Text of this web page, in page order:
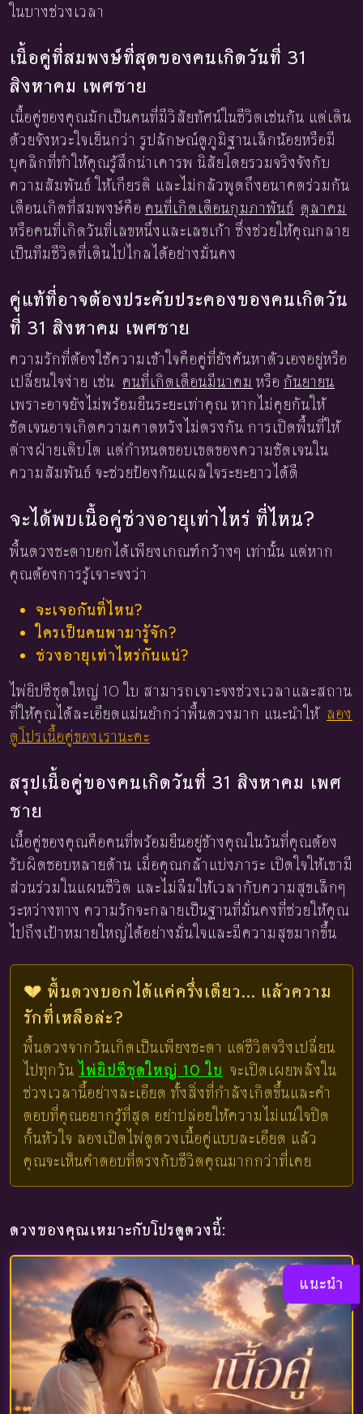
ในบางช่วงเวลา
เนื้อคู่ที่สมพงษ์ที่สุดของคนเกิดวันที่ 31
สิงหาคม เพศชาย
เนื้อคู่ของคุณมักเป็นคนที่มีวิสัยทัศน์ในชีวิตเช่นกัน แต่เดิน
ด้วยจังหวะใจเย็นกว่า รูปลักษณ์ดูภูมิฐานเล็กน้อยหรือมี
บุคลิกที่ทำให้คุณรู้สึกน่าเคารพ นิสัยโดยรวมจริงจังกับ
ความสัมพันธ์ ให้เกียรติ และไม่กลัวพูดถึงอนาคตร่วมกัน
เดือนเกิดที่สมพงษ์คือ คนที่เกิดเดือนกุมภาพันธ์ ตุลาคม
หรือคนที่เกิดวันที่เลขหนึ่งและเลขเก้า ซึ่งช่วยให้คุณกลาย
เป็นทีมชีวิตที่เดินไปไกลได้อย่างมั่นคง
คู่แท้ที่อาจต้องประคับประคองของคนเกิดวัน
ที่ 31 สิงหาคม เพศชาย
ความรักที่ต้องใช้ความเข้าใจคือคู่ที่ยังค้นหาตัวเองอยู่หรือ
เปลี่ยนใจง่าย เช่น คนที่เกิดเดือนมีนาคม หรือ กันยายน
เพราะอาจยังไม่พร้อมยืนระยะเท่าคุณ หากไม่คุยกันให้
ชัดเจนอาจเกิดความคาดหวังไม่ตรงกัน การเปิดพื้นที่ให้
ต่างฝ่ายเติบโต แต่กำหนดขอบเขตของความชัดเจนใน
ความสัมพันธ์ จะช่วยป้องกันแผลใจระยะยาวได้ดี
จะได้พบเนื้อคู่ช่วงอายุเท่าไหร่ ที่ไหน?
พื้นดวงชะตาบอกได้เพียงเกณฑ์กว้างๆ เท่านั้น แต่หาก
คุณต้องการรู้เจาะจงว่า
จะเจอกันที่ไหน?
ใครเป็นคนพามารู้จัก?
ช่วงอายุเท่าไหร่กันแน่?
ไพ่ยิปซีชุดใหญ่ 10 ใบ สามารถเจาะจงช่วงเวลาและสถาน
ที่ให้คุณได้ละเอียดแม่นยำกว่าพื้นดวงมาก แนะนำให้ ลอง
ดูโปรเนื้อคู่ของเรานะคะ
สรุปเนื้อคู่ของคนเกิดวันที่ 31 สิงหาคม เพศ
ชาย
เนื้อคู่ของคุณคือคนที่พร้อมยืนอยู่ข้างคุณในวันที่คุณต้อง
รับผิดชอบหลายด้าน เมื่อคุณกล้าแบ่งภาระ เปิดใจให้เขามี
ส่วนร่วมในแผนชีวิต และไม่ลืมให้เวลากับความสุขเล็กๆ
ระหว่างทาง ความรักจะกลายเป็นฐานที่มั่นคงที่ช่วยให้คุณ
ไปถึงเป้าหมายใหญ่ได้อย่างมั่นใจและมีความสุขมากขึ้น
💔 พื้นดวงบอกได้แค่ครึ่งเดียว... แล้วความ
รักที่เหลือล่ะ?
พื้นดวงจากวันเกิดเป็นเพียงชะตา แต่ชีวิตจริงเปลี่ยน
ไปทุกวัน ไพ่ยิปซีชุดใหญ่ 10 ใบ จะเปิดเผยพลังใน
ช่วงเวลานี้อย่างละเอียด ทั้งสิ่งที่กำลังเกิดขึ้นและคำ
ตอบที่คุณอยากรู้ที่สุด อย่าปล่อยให้ความไม่แน่ใจปิด
กั้นหัวใจ ลองเปิดไพ่ดูดวงเนื้อคู่แบบละเอียด แล้ว
คุณจะเห็นคำตอบที่ตรงกับชีวิตคุณมากกว่าที่เคย
ดวงของคุณเหมาะกับโปรดูดวงนี้:
แนะนำ